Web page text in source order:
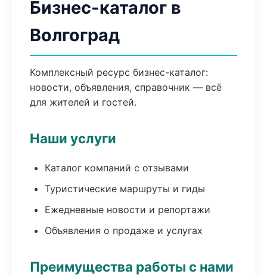
Бизнес-каталог в
Волгоград
Комплексный ресурс бизнес-каталог:
новости, объявления, справочник — всё
для жителей и гостей.
Наши услуги
Каталог компаний с отзывами
Туристические маршруты и гиды
Ежедневные новости и репортажи
Объявления о продаже и услугах
Преимущества работы с нами